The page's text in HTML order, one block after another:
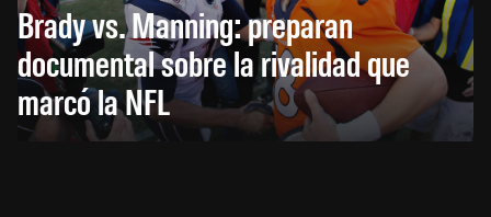
Brady vs. Manning: preparan
documental sobre la rivalidad que
marcó la NFL